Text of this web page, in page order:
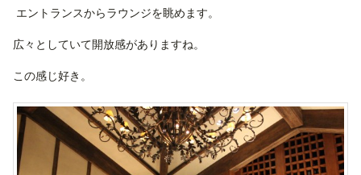
エントランスからラウンジを眺めます。
広々としていて開放感がありますね。
この感じ好き。